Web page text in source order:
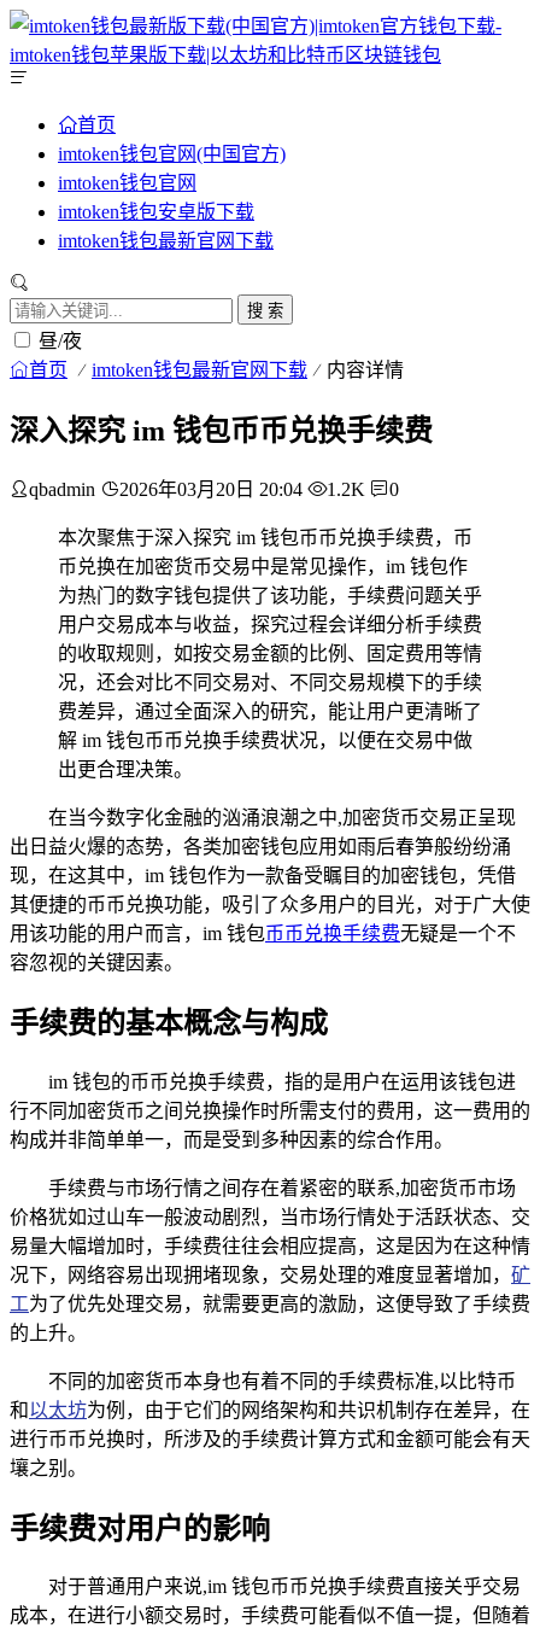
首页
imtoken钱包官网(中国官方)
imtoken钱包官网
imtoken钱包安卓版下载
imtoken钱包最新官网下载
搜 索
昼/夜
首页 imtoken钱包最新官网下载 内容详情
深入探究 im 钱包币币兑换手续费
qbadmin 2026年03月20日 20:04 1.2K 0
本次聚焦于深入探究 im 钱包币币兑换手续费，币
币兑换在加密货币交易中是常见操作，im 钱包作
为热门的数字钱包提供了该功能，手续费问题关乎
用户交易成本与收益，探究过程会详细分析手续费
的收取规则，如按交易金额的比例、固定费用等情
况，还会对比不同交易对、不同交易规模下的手续
费差异，通过全面深入的研究，能让用户更清晰了
解 im 钱包币币兑换手续费状况，以便在交易中做
出更合理决策。
在当今数字化金融的汹涌浪潮之中,加密货币交易正呈现
出日益火爆的态势，各类加密钱包应用如雨后春笋般纷纷涌
现，在这其中，im 钱包作为一款备受瞩目的加密钱包，凭借
其便捷的币币兑换功能，吸引了众多用户的目光，对于广大使
用该功能的用户而言，im 钱包币币兑换手续费无疑是一个不
容忽视的关键因素。
手续费的基本概念与构成
im 钱包的币币兑换手续费，指的是用户在运用该钱包进
行不同加密货币之间兑换操作时所需支付的费用，这一费用的
构成并非简单单一，而是受到多种因素的综合作用。
手续费与市场行情之间存在着紧密的联系,加密货币市场
价格犹如过山车一般波动剧烈，当市场行情处于活跃状态、交
易量大幅增加时，手续费往往会相应提高，这是因为在这种情
况下，网络容易出现拥堵现象，交易处理的难度显著增加， 矿
工为了优先处理交易，就需要更高的激励，这便导致了手续费
的上升。
不同的加密货币本身也有着不同的手续费标准,以比特币
和以太坊为例，由于它们的网络架构和共识机制存在差异，在
进行币币兑换时，所涉及的手续费计算方式和金额可能会有天
壤之别。
手续费对用户的影响
对于普通用户来说,im 钱包币币兑换手续费直接关乎交易
成本，在进行小额交易时，手续费可能看似不值一提，但随着